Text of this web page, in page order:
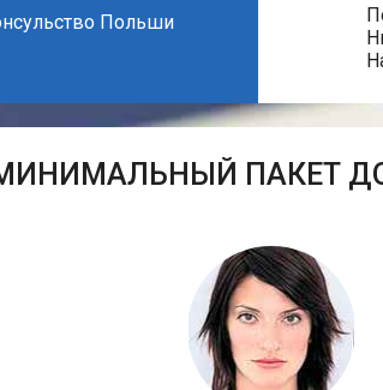
Польши
ПАКЕТ